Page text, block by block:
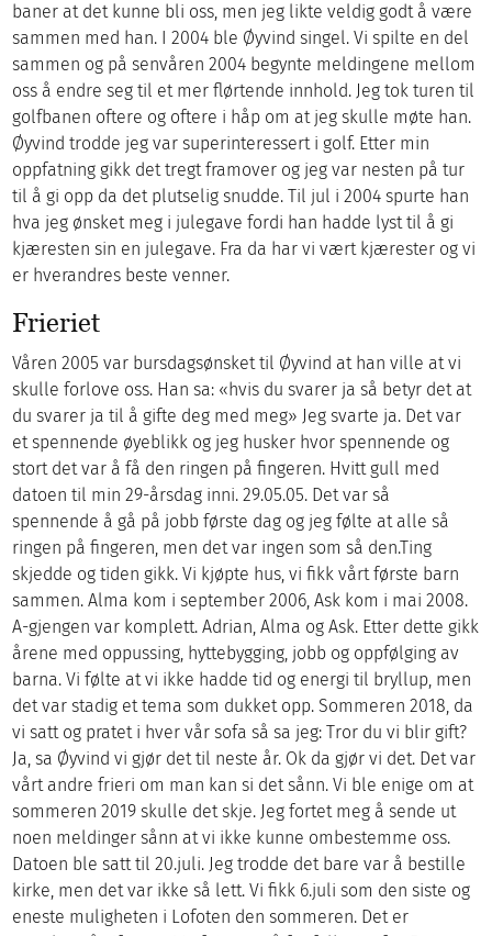
baner at det kunne bli oss, men jeg likte veldig godt å være
sammen med han. I 2004 ble Øyvind singel. Vi spilte en del
sammen og på senvåren 2004 begynte meldingene mellom
oss å endre seg til et mer flørtende innhold. Jeg tok turen til
golfbanen oftere og oftere i håp om at jeg skulle møte han.
Øyvind trodde jeg var superinteressert i golf. Etter min
oppfatning gikk det tregt framover og jeg var nesten på tur
til å gi opp da det plutselig snudde. Til jul i 2004 spurte han
hva jeg ønsket meg i julegave fordi han hadde lyst til å gi
kjæresten sin en julegave. Fra da har vi vært kjærester og vi
er hverandres beste venner.
Frieriet
Våren 2005 var bursdagsønsket til Øyvind at han ville at vi
skulle forlove oss. Han sa: «hvis du svarer ja så betyr det at
du svarer ja til å gifte deg med meg» Jeg svarte ja. Det var
et spennende øyeblikk og jeg husker hvor spennende og
stort det var å få den ringen på fingeren. Hvitt gull med
datoen til min 29-årsdag inni. 29.05.05. Det var så
spennende å gå på jobb første dag og jeg følte at alle så
ringen på fingeren, men det var ingen som så den.Ting
skjedde og tiden gikk. Vi kjøpte hus, vi fikk vårt første barn
sammen. Alma kom i september 2006, Ask kom i mai 2008.
A-gjengen var komplett. Adrian, Alma og Ask. Etter dette gikk
årene med oppussing, hyttebygging, jobb og oppfølging av
barna. Vi følte at vi ikke hadde tid og energi til bryllup, men
det var stadig et tema som dukket opp. Sommeren 2018, da
vi satt og pratet i hver vår sofa så sa jeg: Tror du vi blir gift?
Ja, sa Øyvind vi gjør det til neste år. Ok da gjør vi det. Det var
vårt andre frieri om man kan si det sånn. Vi ble enige om at
sommeren 2019 skulle det skje. Jeg fortet meg å sende ut
noen meldinger sånn at vi ikke kunne ombestemme oss.
Datoen ble satt til 20.juli. Jeg trodde det bare var å bestille
kirke, men det var ikke så lett. Vi fikk 6.juli som den siste og
eneste muligheten i Lofoten den sommeren. Det er